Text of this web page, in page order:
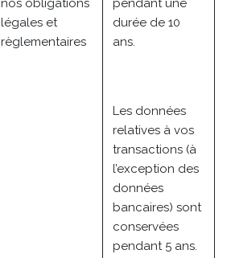
nos obligations
légales et
règlementaires
pendant une
durée de 10
ans.
Les données
relatives à vos
transactions (à
l’exception des
données
bancaires) sont
conservées
pendant 5 ans.